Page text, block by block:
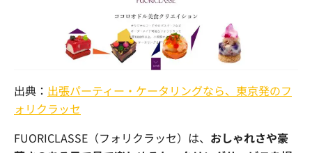
出典： 出張パーティー・ケータリングなら、東京発のフ
ォリクラッセ
FUORICLASSE （フォリクラッセ）は、 おしゃれさや豪